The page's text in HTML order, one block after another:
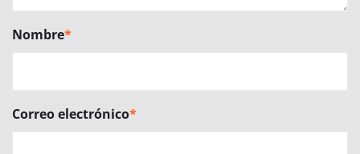
Nombre*
Correo electrónico*